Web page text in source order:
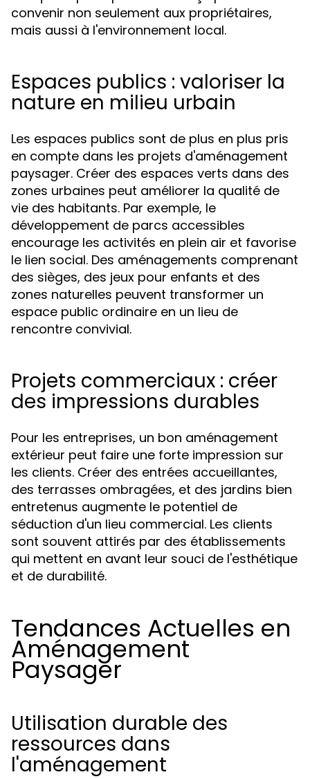
convenir non seulement aux propriétaires,
mais aussi à l'environnement local.
Espaces publics : valoriser la
nature en milieu urbain
Les espaces publics sont de plus en plus pris
en compte dans les projets d'aménagement
paysager. Créer des espaces verts dans des
zones urbaines peut améliorer la qualité de
vie des habitants. Par exemple, le
développement de parcs accessibles
encourage les activités en plein air et favorise
le lien social. Des aménagements comprenant
des sièges, des jeux pour enfants et des
zones naturelles peuvent transformer un
espace public ordinaire en un lieu de
rencontre convivial.
Projets commerciaux : créer
des impressions durables
Pour les entreprises, un bon aménagement
extérieur peut faire une forte impression sur
les clients. Créer des entrées accueillantes,
des terrasses ombragées, et des jardins bien
entretenus augmente le potentiel de
séduction d'un lieu commercial. Les clients
sont souvent attirés par des établissements
qui mettent en avant leur souci de l'esthétique
et de durabilité.
Tendances Actuelles en
Aménagement
Paysager
Utilisation durable des
ressources dans
l'aménagement